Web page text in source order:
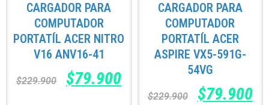
CARGADOR PARA
COMPUTADOR
PORTATÍL ACER NITRO
V16 ANV16-41
$229.900 $79.900
CARGADOR PARA
COMPUTADOR
PORTATÍL ACER
ASPIRE VX5-591G-
54VG
$229.900 $79.900